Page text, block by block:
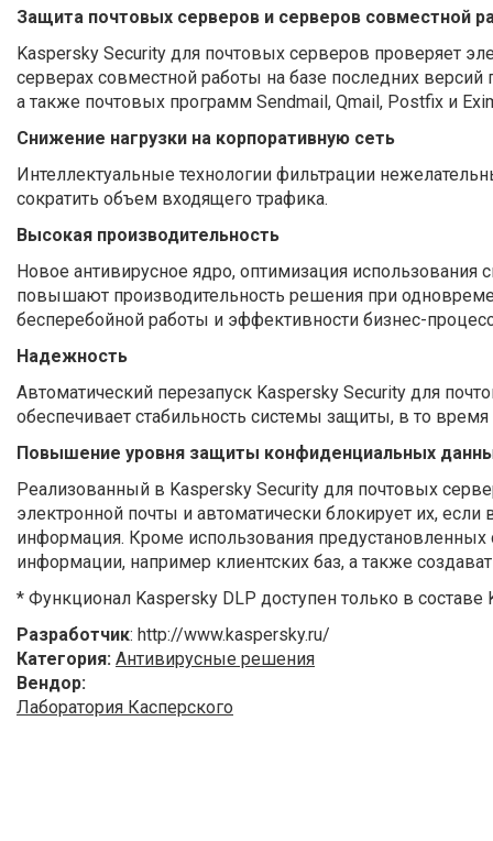
Защита почтовых серверов и серверов совместной
Kaspersky Security для почтовых серверов проверяет
серверах совместной работы на базе последних
а также почтовых программ Sendmail, Qmail, Postfix и
Снижение нагрузки на корпоративную сеть
Интеллектуальные технологии фильтрации
сократить объем входящего трафика.
Высокая производительность
Новое антивирусное ядро, оптимизация
повышают производительность решения при
бесперебойной работы и эффективности бизнес-
Надежность
Автоматический перезапуск Kaspersky Security для
обеспечивает стабильность системы защиты, в то
Повышение уровня защиты конфиденциальных
Реализованный в Kaspersky Security для почтовых
электронной почты и автоматически блокирует их,
информация. Кроме использования
информации, например клиентских баз, а также
* Функционал Kaspersky DLP доступен только в
Разработчик: http://www.kaspersky.ru/
Категория: Антивирусные решения
Вендор:
Лаборатория Касперского